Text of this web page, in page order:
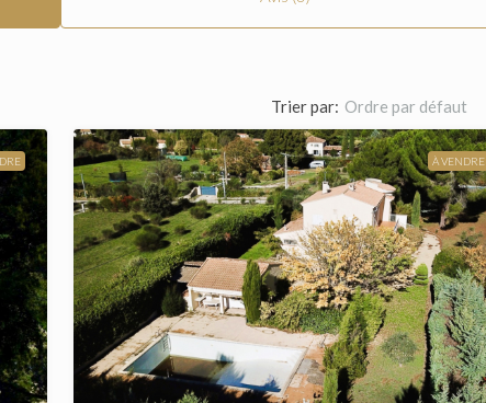
Trier par: Ordre par défaut
À VENDRE